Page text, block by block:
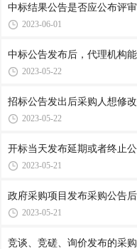
中标结果公告是否应公布评
2023-06-01
中标公告发布后，代理机构
2023-05-22
招标公告发出后采购人想修
2023-05-22
开标当天发布延期或者终止
2023-05-21
政府采购项目发布采购公告
2023-05-21
竞谈、竞磋、询价发布的采